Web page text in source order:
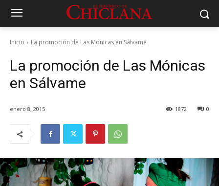
Inicio La promoción de Las Mónicas en Sálvame
La promoción de Las Mónicas
en Sálvame
enero 8, 2015 0
1872